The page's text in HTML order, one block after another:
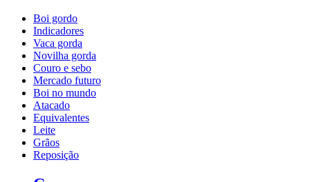
Boi gordo
Indicadores
Vaca gorda
Novilha gorda
Couro e sebo
Mercado futuro
Boi no mundo
Atacado
Equivalentes
Leite
Grãos
Reposição